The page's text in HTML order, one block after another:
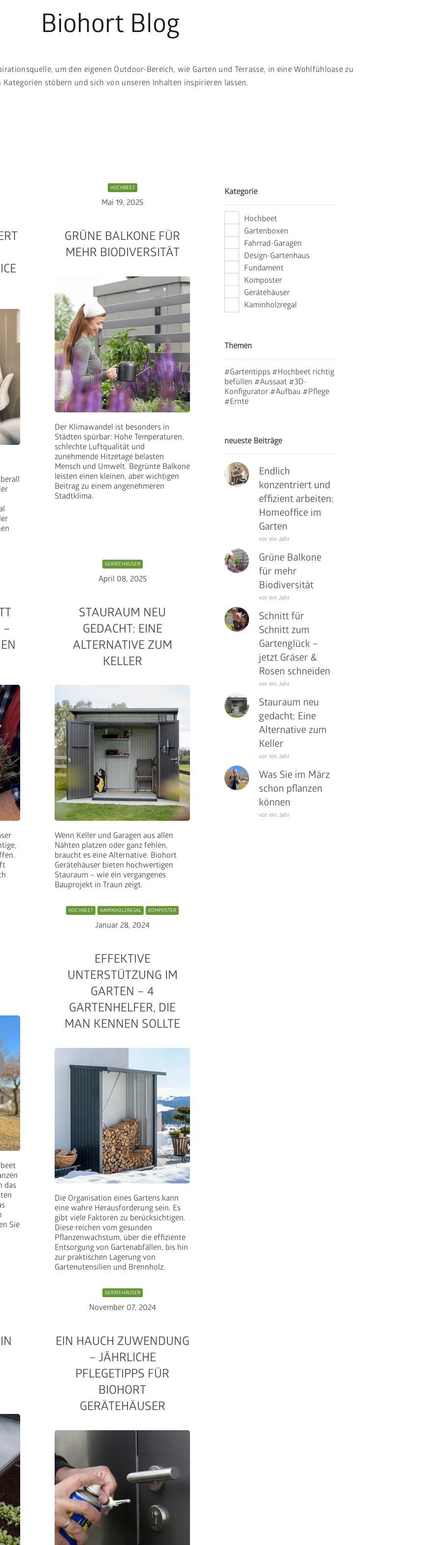
Biohort Blog
um den eigenen Outdoor-Bereich, wie Garten und Terrasse, in eine Wohlfühloase zu
stöbern und sich von unseren Inhalten inspirieren lassen.
HOCHBEET
Mai 19, 2025
GRÜNE BALKONE FÜR
MEHR BIODIVERSITÄT
Der Klimawandel ist besonders in
Städten spürbar: Hohe Temperaturen,
schlechte Luftqualität und
zunehmende Hitzetage belasten
Mensch und Umwelt. Begrünte Balkone
leisten einen kleinen, aber wichtigen
Beitrag zu einem angenehmeren
Stadtklima.
–
GERÄTEHÄUSER
April 08, 2025
STAURAUM NEU
GEDACHT: EINE
ALTERNATIVE ZUM
KELLER
Wenn Keller und Garagen aus allen
Nähten platzen oder ganz fehlen,
braucht es eine Alternative. Biohort
Gerätehäuser bieten hochwertigen
Stauraum – wie ein vergangenes
Bauprojekt in Traun zeigt.
das
Sie
HOCHBEET KAMINHOLZREGAL KOMPOSTER
Januar 28, 2024
EFFEKTIVE
UNTERSTÜTZUNG IM
GARTEN – 4
GARTENHELFER, DIE
MAN KENNEN SOLLTE
Die Organisation eines Gartens kann
eine wahre Herausforderung sein. Es
gibt viele Faktoren zu berücksichtigen.
Diese reichen vom gesunden
Pflanzenwachstum, über die effiziente
Entsorgung von Gartenabfällen, bis hin
zur praktischen Lagerung von
Gartenutensilien und Brennholz.
GERÄTEHÄUSER
November 07, 2024
EIN HAUCH ZUWENDUNG
– JÄHRLICHE
PFLEGETIPPS FÜR
BIOHORT
GERÄTEHÄUSER
Kategorie
Hochbeet
Gartenboxen
Fahrrad-Garagen
Design-Gartenhaus
Fundament
Komposter
Gerätehäuser
Kaminholzregal
Themen
#Gartentipps#Hochbeet richtig
befüllen#Aussaat#3D-
Konfigurator#Aufbau#Pflege
#Ernte
neueste Beiträge
Endlich
konzentriert und
effizient arbeiten:
Homeoffice im
Garten
vor ein Jahr
Grüne Balkone
für mehr
Biodiversität
vor ein Jahr
Schnitt für
Schnitt zum
Gartenglück –
jetzt Gräser &
Rosen schneiden
vor ein Jahr
Stauraum neu
gedacht: Eine
Alternative zum
Keller
vor ein Jahr
Was Sie im März
schon pflanzen
können
vor ein Jahr
cancel
BikeLift
dem Preis: Der BikeLift
Biohort Gerätehauses
Angebot
gemeinsam in den